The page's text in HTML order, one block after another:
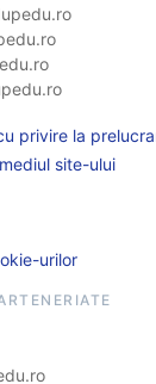
privire la
site-ului
urilor